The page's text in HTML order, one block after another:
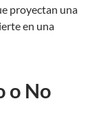
proyectan una
en una
o No